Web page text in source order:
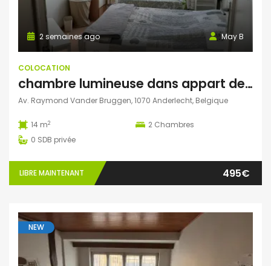
May B
2 semaines ago
COLOCATION
chambre lumineuse dans appart de 2 étudiantes – métro AUMALE
Av. Raymond Vander Bruggen, 1070 Anderlecht, Belgique
14 m2 2 Chambres
0 SDB privée
LIBRE MAINTENANT 495€
NEW